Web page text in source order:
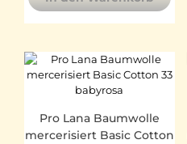
Pro Lana Baumwolle
mercerisiert Basic Cotton